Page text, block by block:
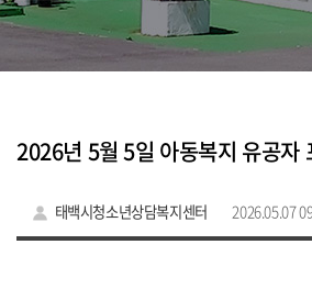
2026년 5월 5일 아동복지 유공자
태백시청소년상담복지센터 2026.05.07